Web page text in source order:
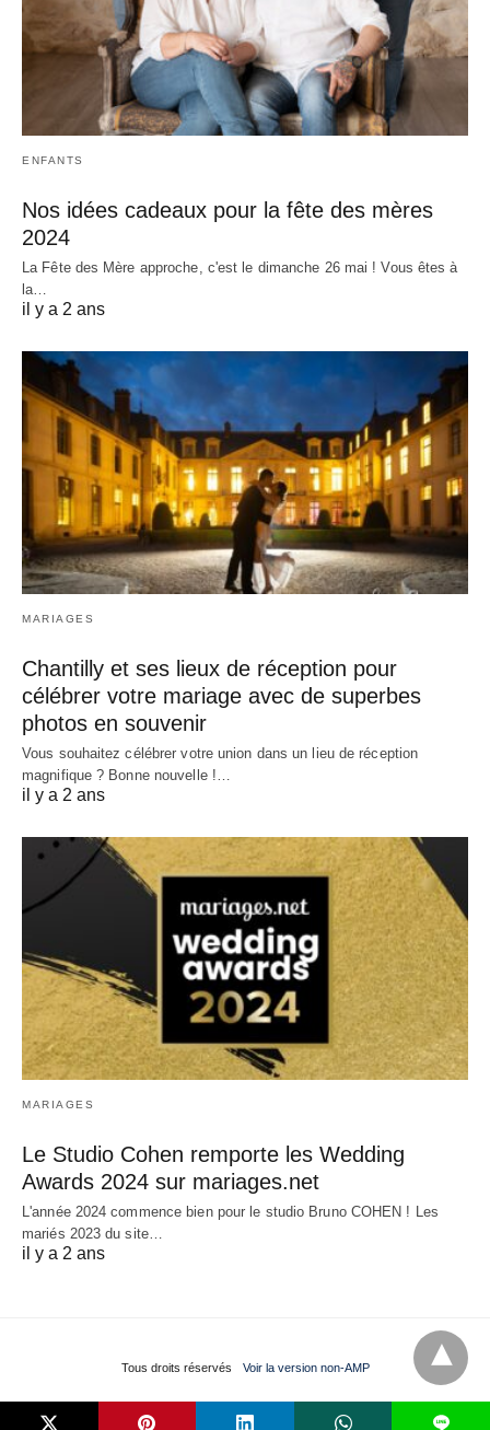
ENFANTS
Nos idées cadeaux pour la fête des mères
2024
La Fête des Mère approche, c'est le dimanche 26 mai ! Vous êtes à
la…
il y a 2 ans
MARIAGES
Chantilly et ses lieux de réception pour
célébrer votre mariage avec de superbes
photos en souvenir
Vous souhaitez célébrer votre union dans un lieu de réception
magnifique ? Bonne nouvelle !…
il y a 2 ans
MARIAGES
Le Studio Cohen remporte les Wedding
Awards 2024 sur mariages.net
L'année 2024 commence bien pour le studio Bruno COHEN ! Les
mariés 2023 du site…
il y a 2 ans
Tous droits réservés Voir la version non-AMP
L